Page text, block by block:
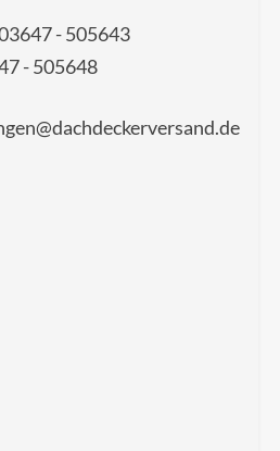
- 505643
- 505648